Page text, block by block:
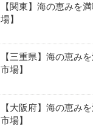
【関東】海の恵みを
場】
【三重県】海の恵み
市場】
【大阪府】海の恵み
市場】